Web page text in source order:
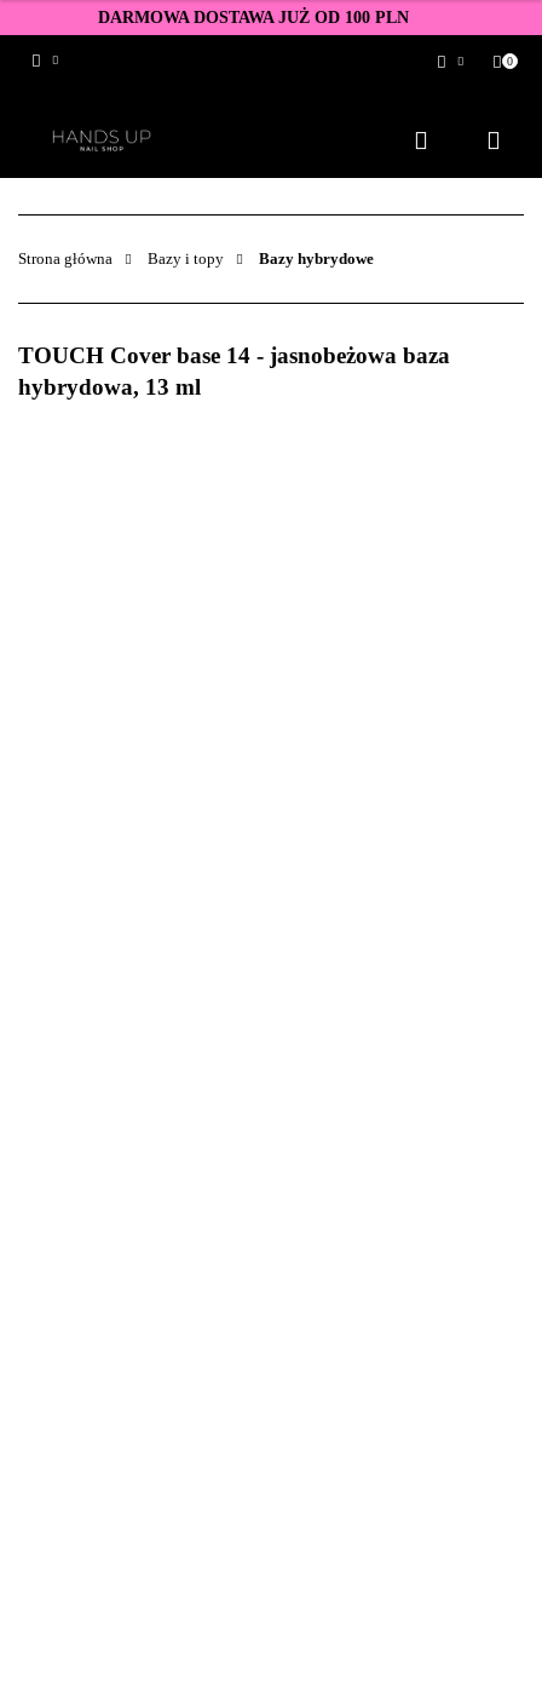
DARMOWA DOSTAWA JUŻ OD 100 PLN
Zarejestruj się
Dodaj zgłoszenie
Zgody cookies
0
Strona główna Bazy i topy Bazy hybrydowe
TOUCH Cover base 14 - jasnobeżowa baza
hybrydowa, 13 ml